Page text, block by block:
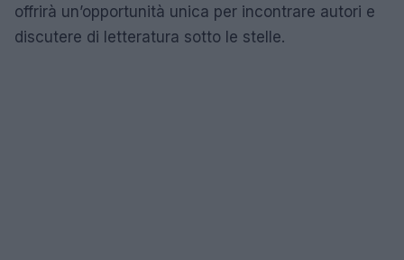
offrirà un’opportunità unica per incontrare autori e
discutere di letteratura sotto le stelle.